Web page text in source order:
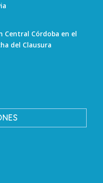
Central Córdoba en el
del Clausura